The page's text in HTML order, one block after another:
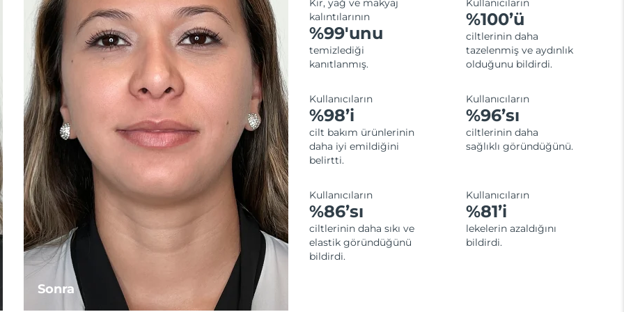
Sonra
Kir, yağ ve makyaj
kalıntılarının
%99'unu
temizlediği
kanıtlanmış.
Kullanıcıların
%100’ü
ciltlerinin daha
tazelenmiş ve aydınlık
olduğunu bildirdi.
Kullanıcıların
%98’i
cilt bakım ürünlerinin
daha iyi emildiğini
belirtti.
Kullanıcıların
%96’sı
ciltlerinin daha
sağlıklı göründüğünü.
Kullanıcıların
%86’sı
ciltlerinin daha sıkı ve
elastik göründüğünü
bildirdi.
Kullanıcıların
%81’i
lekelerin azaldığını
bildirdi.